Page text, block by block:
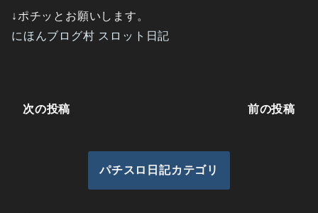
↓ポチッとお願いします。
にほんブログ村 スロット日記
次の投稿 前の投稿
パチスロ日記カテゴリ